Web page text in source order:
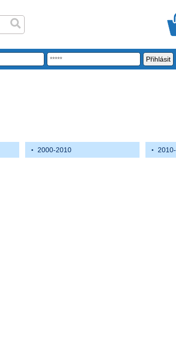
2000-2010 2010-